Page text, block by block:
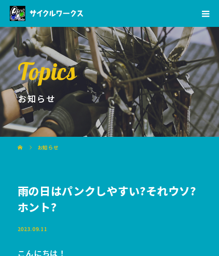
Topics
お知らせ
お知らせ
雨の日はパンクしやすい?それウソ?
ホント?
2023.09.11
こんにちは！